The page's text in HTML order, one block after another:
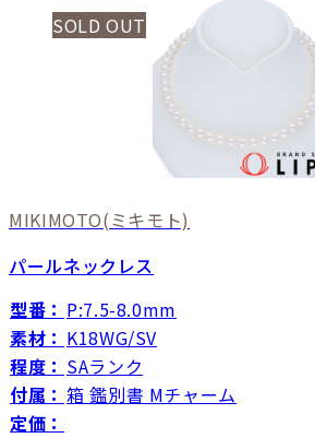
SOLD OUT
MIKIMOTO(ミキモト)
パールネックレス
型番： P:7.5-8.0mm
素材： K18WG/SV
程度： SAランク
付属： 箱 鑑別書 Mチャーム
定価：